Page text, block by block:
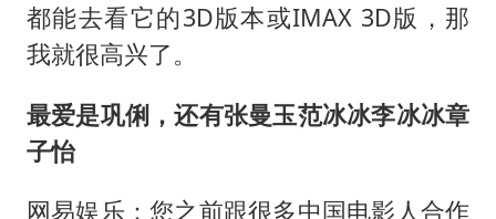
都能去看它的3D版本或IMAX 3D版，那
我就很高兴了。
最爱是巩俐，还有张曼玉范冰冰李冰冰章
子怡
网易娱乐：您之前跟很多中国电影人合作